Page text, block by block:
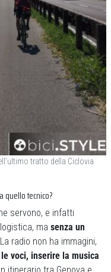
tratto della Ciclovia
quello tecnico?
servono, e infatti
ma senza un
La radio non ha immagini,
voci, inserire la musica